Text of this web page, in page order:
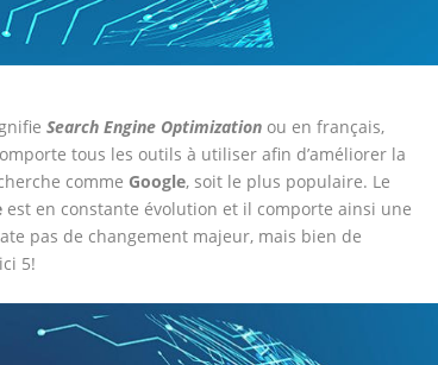
Search Engine Optimization ou en français,
tous les outils à utiliser afin d’améliorer la
comme Google, soit le plus populaire. Le
est en constante évolution et il comporte ainsi une
pas de changement majeur, mais bien de
5!